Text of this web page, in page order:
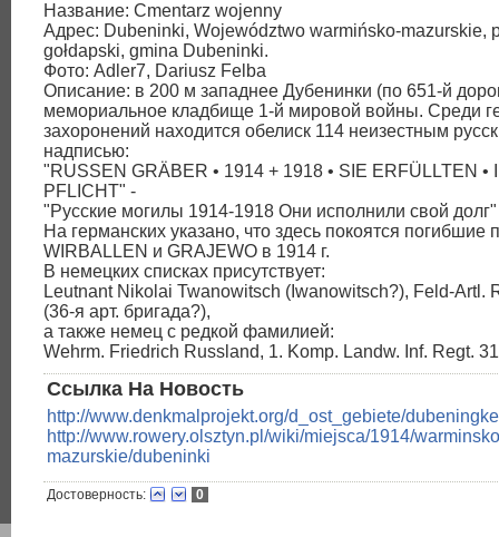
Название: Cmentarz wojenny
Адрес: Dubeninki, Województwo warmińsko-mazurskie,
gołdapski, gmina Dubeninki.
Фото: Adler7, Dariusz Felba
Описание: в 200 м западнее Дубенинки (по 651-й
мемориальное кладбище 1-й мировой войны. Среди
захоронений находится обелиск 114 неизестным
надписью:
"RUSSEN GRÄBER • 1914 + 1918 • SIE ERFÜLLTEN •
PFLICHT" -
"Русские могилы 1914-1918 Они исполнили свой долг"
На германских указано, что здесь покоятся погибшие
WIRBALLEN и GRAJEWO в 1914 г.
В немецких списках присутствует:
Leutnant Nikolai Twanowitsch (Iwanowitsch?), Feld-Artl.
(36-я арт. бригада?),
а также немец с редкой фамилией:
Wehrm. Friedrich Russland, 1. Komp. Landw. Inf. Regt.
Ссылка На Новость
http://www.denkmalprojekt.org/d_ost_gebiete/
http://www.rowery.olsztyn.pl/wiki/miejsca/1914/
mazurskie/dubeninki
Достоверность: 0